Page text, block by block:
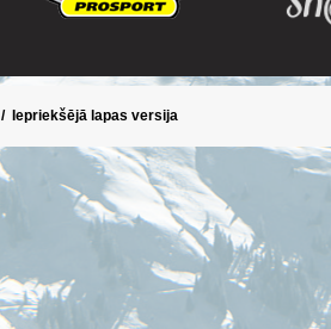
/ Iepriekšējā lapas versija